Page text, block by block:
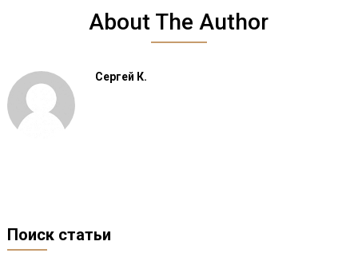
About The Author
Сергей К.
Поиск статьи